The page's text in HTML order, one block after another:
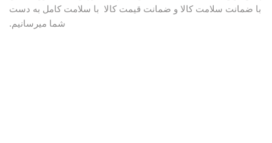
با ضمانت سلامت کالا و ضمانت قیمت کالا با سلامت کامل به دست
شما میرسانیم.